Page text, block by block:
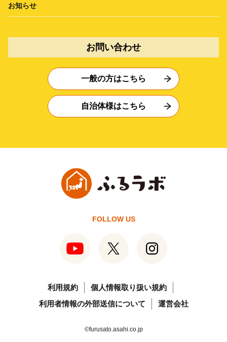
お知らせ
お問い合わせ
一般の方はこちら
自治体様はこちら
FOLLOW US
利用規約
個人情報取り扱い規約
利用者情報の外部送信について
運営会社
©furusato.asahi.co.jp